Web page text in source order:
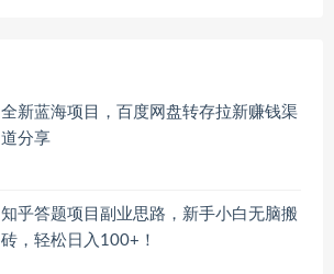
全新蓝海项目，百度网盘转存拉新赚钱渠
道分享
知乎答题项目副业思路，新手小白无脑搬
砖，轻松日入100+！